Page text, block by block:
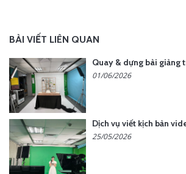
BÀI VIẾT LIÊN QUAN
01/06/2026
25/05/2026